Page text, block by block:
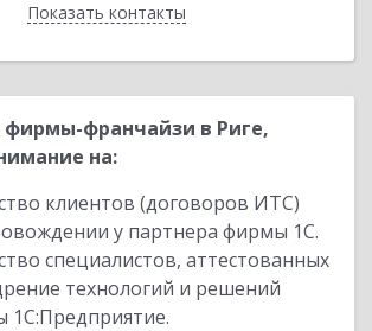
Показать контакты
Назад
фирмы-франчайзи в Риге,
на:
клиентов (договоров ИТС)
у партнера фирмы 1С.
специалистов, аттестованных
технологий и решений
1С:Предприятие.